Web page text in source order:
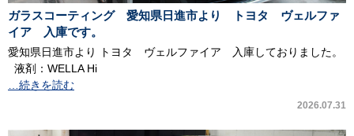
ガラスコーティング 愛知県日進市より トヨタ ヴェルファ
イア 入庫です。
愛知県日進市より トヨタ ヴェルファイア 入庫しておりました。
液剤：WELLA Hi
…続きを読む
2026.07.31